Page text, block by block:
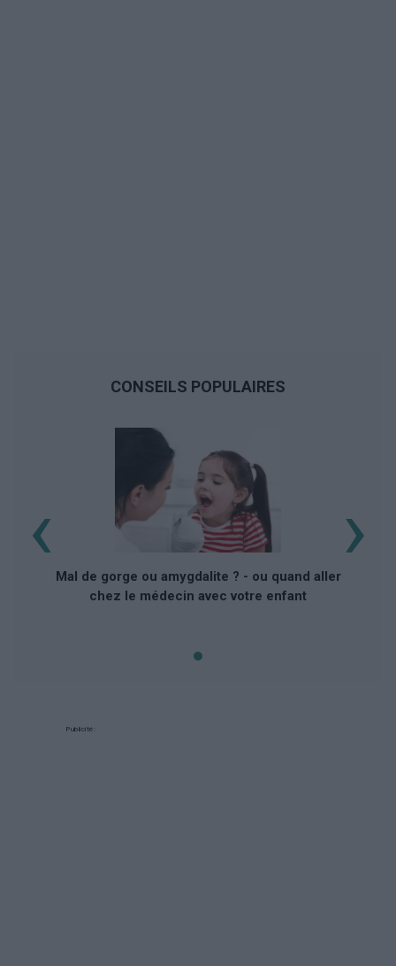
CONSEILS POPULAIRES
Mal de gorge ou amygdalite ? - ou quand aller
chez le médecin avec votre enfant
‹ ›
Publicité: